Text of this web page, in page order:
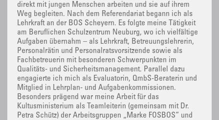
direkt mit jungen Menschen arbeiten und sie auf ihrem
Weg begleiten. Nach dem Referendariat begann ich als
Lehrkraft an der BOS Scheyern. Es folgte meine Tätigkeit
am Beruflichen Schulzentrum Neuburg, wo ich vielfältige
Aufgaben übernahm – als Lehrkraft, Betreuungslehrerin,
Personalrätin und Personalratsvorsitzende sowie als
Fachbetreuerin mit besonderen Schwerpunkten im
Qualitäts- und Sicherheitsmanagement. Parallel dazu
engagierte ich mich als Evaluatorin, QmbS-Beraterin und
Mitglied in Lehrplan- und Aufgabenkommissionen.
Besonders prägend war meine Arbeit für das
Kultusministerium als Teamleiterin (gemeinsam mit Dr.
Petra Schütz) der Arbeitsgruppen „Marke FOSBOS“ und